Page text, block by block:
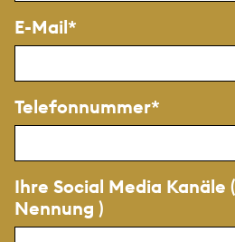
E-Mail
Telefonnummer
Ihre Social Media Kanäle
Nennung )